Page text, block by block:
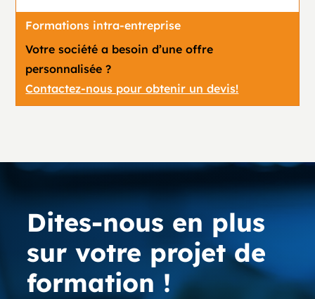
Formations intra-entreprise
Votre société a besoin d’une offre
personnalisée ?
Contactez-nous pour obtenir un devis!
Dites-nous en plus
sur votre projet de
formation !